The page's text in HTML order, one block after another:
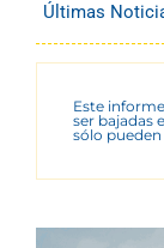
Últimas
Este
ser bajadas
sólo